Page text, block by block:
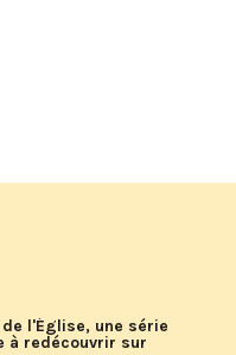
l'Église, une série
à redécouvrir sur